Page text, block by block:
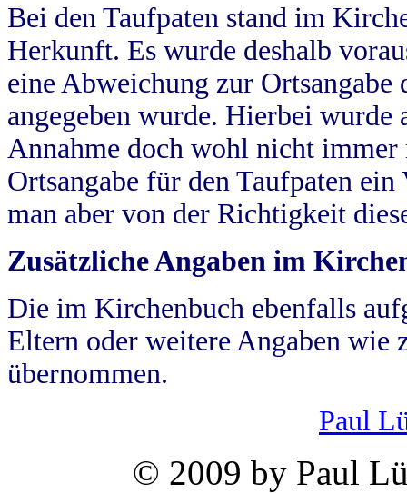
Bei den Taufpaten stand im
Herkunft. Es wurde deshalb
eine Abweichung zur
angegeben wurde. Hierbei wurde
Annahme doch wohl nicht
Ortsangabe für den Taufpaten
man aber von der Richtigkeit
Zusätzliche Angaben im
Die im Kirchenbuch ebenfalls
Eltern oder weitere Angaben wie
übernommen.
Paul
© 2009 by Paul